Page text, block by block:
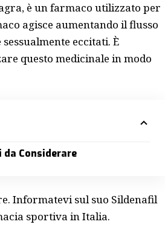
è un farmaco utilizzato per
agisce aumentando il flusso
eccitati. È
questo medicinale in modo
Considerare
Informatevi sul suo Sildenafil
sportiva in Italia.